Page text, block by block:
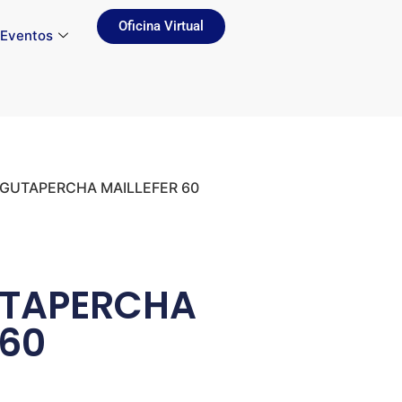
Eventos
Oficina Virtual
MAILLEFER 60